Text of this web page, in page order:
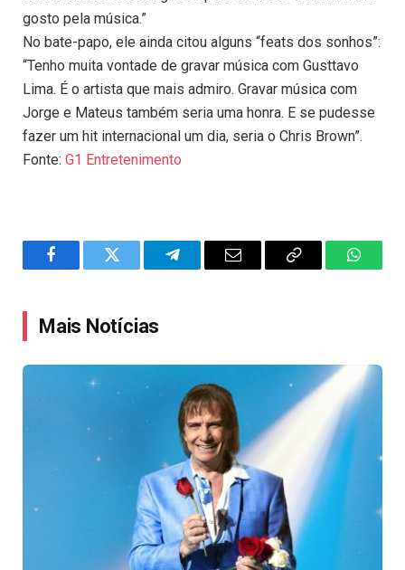
gosto pela música.”
No bate-papo, ele ainda citou alguns “feats dos sonhos”:
“Tenho muita vontade de gravar música com Gusttavo
Lima. É o artista que mais admiro. Gravar música com
Jorge e Mateus também seria uma honra. E se pudesse
fazer um hit internacional um dia, seria o Chris Brown”.
Fonte: G1 Entretenimento
FacebookTwitter TelegramEmail
Copy
Mais Notícias